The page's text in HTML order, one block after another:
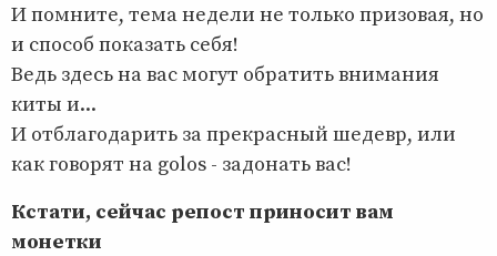
И помните, тема недели не только призовая, но
и способ показать себя!
Ведь здесь на вас могут обратить внимания
киты и...
И отблагодарить за прекрасный шедевр, или
как говорят на golos - задонать вас!
Кстати, сейчас репост приносит вам
монетки